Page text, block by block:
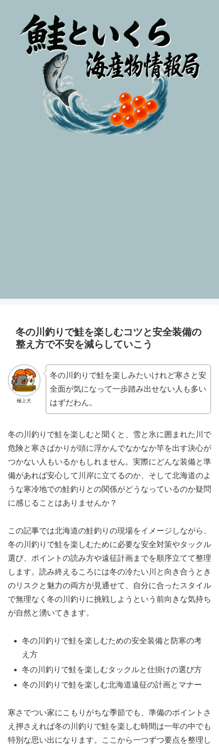
冬の川釣りで鮭を楽しむコツと安全装備の
整え方で不安を減らしていこう
極上犬
冬の川釣りで鮭を楽しみたいけれど寒さと安
全面が気になって一歩踏み出せない人も多い
はずだわん。
冬の川釣りで鮭を楽しむと聞くと、雪と氷に囲まれた川で
危険と寒さばかりが頭に浮かんでなかなか竿を出す決心が
つかない人もいるかもしれません。実際にどんな装備と準
備があれば安心して川岸に立てるのか、そして北海道のよ
うな寒冷地での鮭釣りとの関係がどうなっているのか疑問
に感じることはありませんか？
この記事では北海道の鮭釣りの現場をイメージしながら、
冬の川釣りで鮭を楽しむために必要な安全対策やタックル
選び、ポイントの読み方や遠征計画までを順序立てて整理
します。読み終えるころには冬の冷たい川と向き合うとき
のリスクと魅力の両方が見通せて、自分に合ったスタイル
で無理なく冬の川釣りに挑戦しようという前向きな気持ち
が自然と湧いてきます。
冬の川釣りで鮭を楽しむための安全装備と防寒の考
え方
冬の川釣りで鮭を楽しむタックルと仕掛けの選び方
冬の川釣りで鮭を楽しむ北海道遠征の計画とマナー
寒さでつい家にこもりがちな季節でも、準備のポイントさ
え押さえれば冬の川釣りで鮭を楽しむ時間は一年の中でも
特別な思い出になります。ここから一つずつ要点を整理し